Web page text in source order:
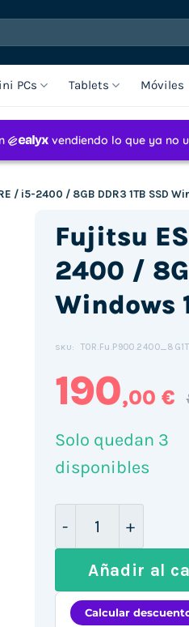
PCs Tablets Móviles
/ i5-2400 / 8GB DDR3 1TB SSD
Fujitsu
2400 /
Windows
SKU:
190,00 €
Solo quedan 3
disponibles
Fujitsu
Añadir al